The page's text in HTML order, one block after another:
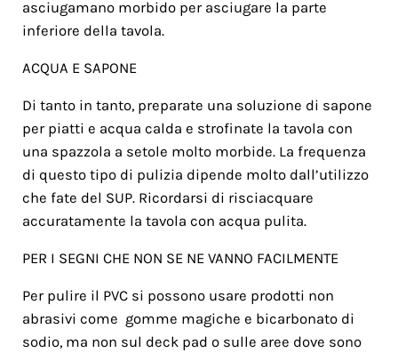
asciugamano morbido per asciugare la parte
inferiore della tavola.
ACQUA E SAPONE
Di tanto in tanto, preparate una soluzione di sapone
per piatti e acqua calda e strofinate la tavola con
una spazzola a setole molto morbide. La frequenza
di questo tipo di pulizia dipende molto dall’utilizzo
che fate del SUP. Ricordarsi di risciacquare
accuratamente la tavola con acqua pulita.
PER I SEGNI CHE NON SE NE VANNO FACILMENTE
Per pulire il PVC si possono usare prodotti non
abrasivi come gomme magiche e bicarbonato di
sodio, ma non sul deck pad o sulle aree dove sono